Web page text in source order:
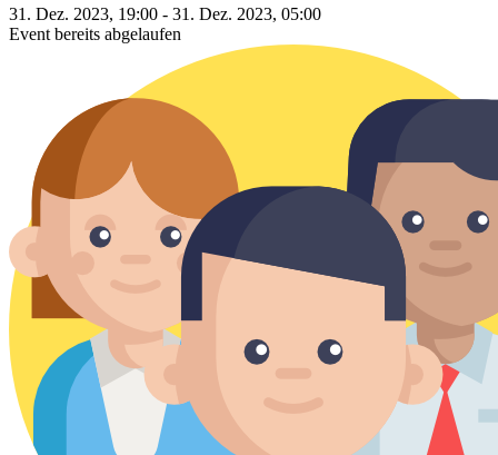
31. Dez. 2023, 19:00 - 31. Dez. 2023, 05:00
Event bereits abgelaufen